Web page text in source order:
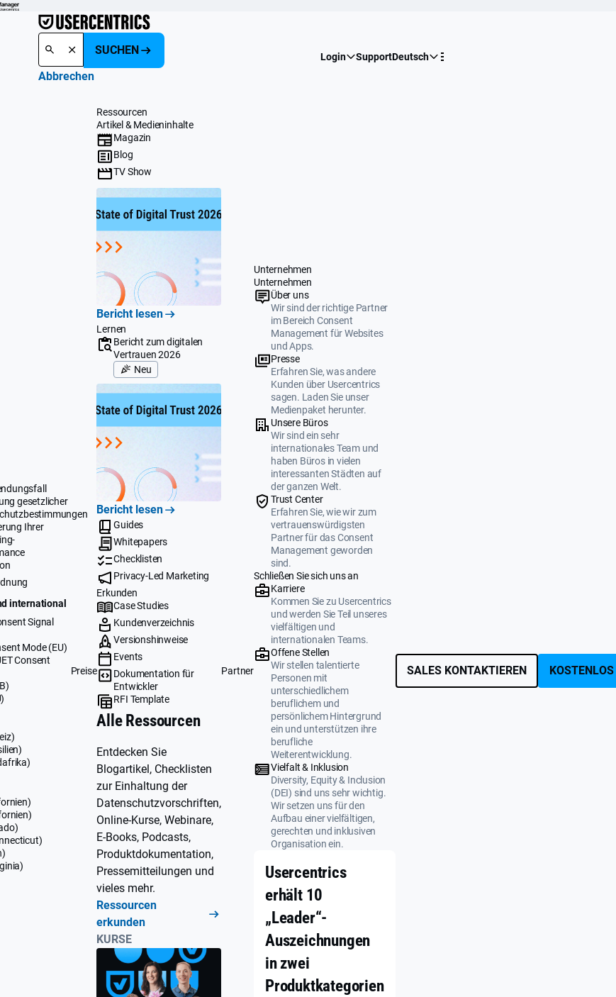
SUCHEN
Abbrechen
Login SupportDeutsch
gesetzlicher
Ihrer
international
Signal
Mode (EU)
Consent
Preise
Ressourcen
Artikel & Medieninhalte
Magazin
Blog
TV Show
Bericht lesen
Lernen
Bericht zum digitalen
Vertrauen 2026
Neu
Bericht lesen
Guides
Whitepapers
Checklisten
Privacy-Led Marketing
Erkunden
Case Studies
Kundenverzeichnis
Versionshinweise
Events
Dokumentation für
Entwickler
RFI Template
Alle Ressourcen
Entdecken Sie
Blogartikel, Checklisten
zur Einhaltung der
Datenschutzvorschriften,
Online-Kurse, Webinare,
E-Books, Podcasts,
Produktdokumentation,
Pressemitteilungen und
vieles mehr.
Ressourcen
erkunden
KURSE
Partner
Unternehmen
Unternehmen
Über uns
Wir sind der richtige Partner
im Bereich Consent
Management für Websites
und Apps.
Presse
Erfahren Sie, was andere
Kunden über Usercentrics
sagen. Laden Sie unser
Medienpaket herunter.
Unsere Büros
Wir sind ein sehr
internationales Team und
haben Büros in vielen
interessanten Städten auf
der ganzen Welt.
Trust Center
Erfahren Sie, wie wir zum
vertrauenswürdigsten
Partner für das Consent
Management geworden
sind.
Schließen Sie sich uns an
Karriere
Kommen Sie zu Usercentrics
und werden Sie Teil unseres
vielfältigen und
internationalen Teams.
Offene Stellen
Wir stellen talentierte
Personen mit
unterschiedlichem
beruflichem und
persönlichem Hintergrund
ein und unterstützen ihre
berufliche
Weiterentwicklung.
Vielfalt & Inklusion
Diversity, Equity & Inclusion
(DEI) sind uns sehr wichtig.
Wir setzen uns für den
Aufbau einer vielfältigen,
gerechten und inklusiven
Organisation ein.
Usercentrics
erhält 10
„Leader“-
Auszeichnungen
in zwei
Produktkategorien
SALES KONTAKTIEREN